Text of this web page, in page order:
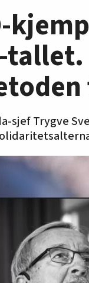
tallet.
sjef Trygve